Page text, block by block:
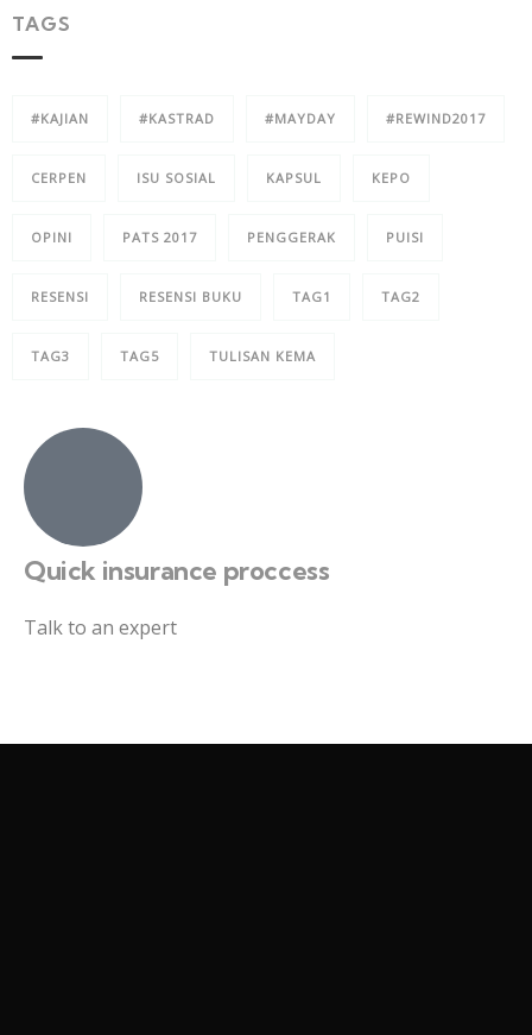
TAGS
#KAJIAN #KASTRAD #MAYDAY #REWIND2017
CERPEN ISU SOSIAL KAPSUL KEPO
OPINI PATS 2017 PENGGERAK PUISI
RESENSI RESENSI BUKU TAG1 TAG2
TAG3 TAG5 TULISAN KEMA
Quick insurance proccess
Talk to an expert